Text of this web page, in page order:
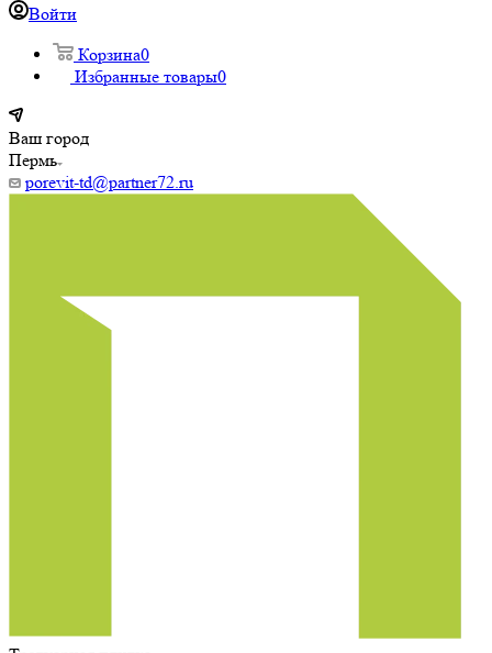
Войти
Корзина0
Избранные товары0
Ваш город
Пермь
porevit-td@partner72.ru